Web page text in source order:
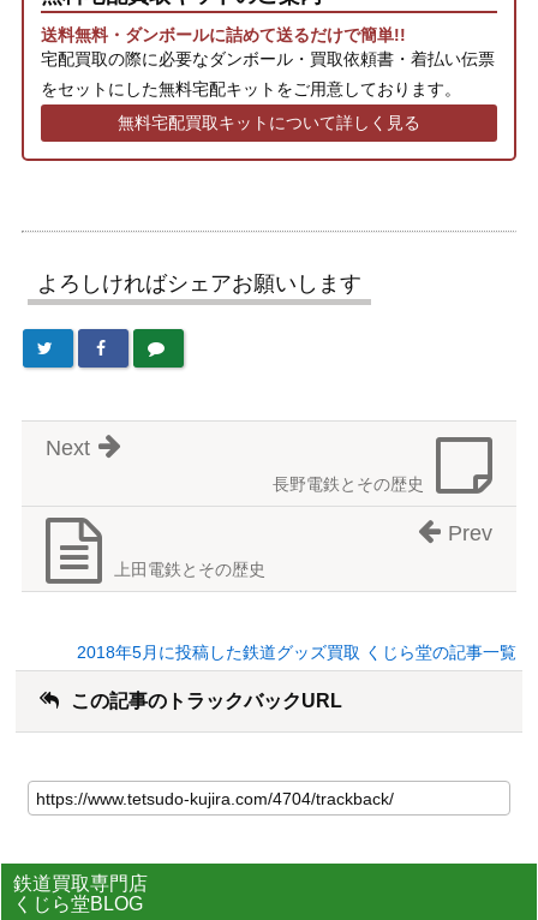
送料無料・ダンボールに詰めて送るだけで簡単!!
宅配買取の際に必要なダンボール・買取依頼書・着払い伝票
をセットにした無料宅配キットをご用意しております。
無料宅配買取キットについて詳しく見る
よろしければシェアお願いします
長野電鉄とその歴史
Next
上田電鉄とその歴史
Prev
2018年5月に投稿した鉄道グッズ買取 くじら堂の記事一覧
この記事のトラックバックURL
鉄道買取専門店
くじら堂BLOG